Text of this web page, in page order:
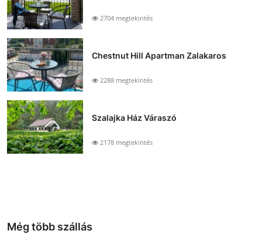
2704 megtekintés
Chestnut Hill Apartman Zalakaros
2288 megtekintés
Szalajka Ház Váraszó
2178 megtekintés
Még több szállás